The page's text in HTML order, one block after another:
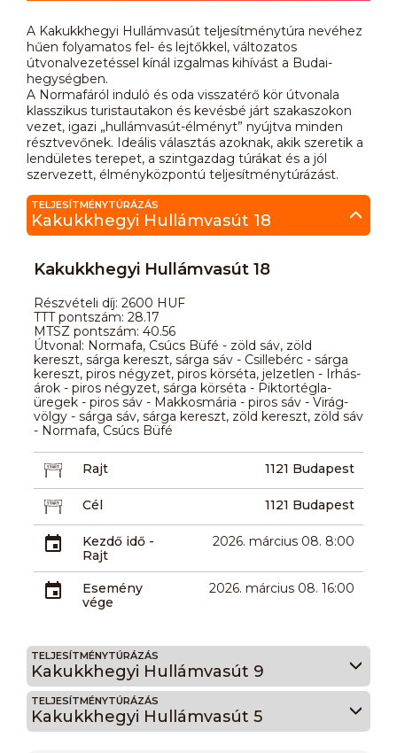
A Kakukkhegyi Hullámvasút teljesítménytúra nevéhez
hűen folyamatos fel- és lejtőkkel, változatos
útvonalvezetéssel kínál izgalmas kihívást a Budai-
hegységben.
A Normafáról induló és oda visszatérő kör útvonala
klasszikus turistautakon és kevésbé járt szakaszokon
vezet, igazi „hullámvasút-élményt” nyújtva minden
résztvevőnek. Ideális választás azoknak, akik szeretik a
lendületes terepet, a szintgazdag túrákat és a jól
szervezett, élményközpontú teljesítménytúrázást.
TELJESÍTMÉNYTÚRÁZÁS
Kakukkhegyi Hullámvasút 18
Kakukkhegyi Hullámvasút 18
Részvételi díj: 2600 HUF
TTT pontszám: 28.17
MTSZ pontszám: 40.56
Útvonal: Normafa, Csúcs Büfé - zöld sáv, zöld
kereszt, sárga kereszt, sárga sáv - Csillebérc - sárga
kereszt, piros négyzet, piros körséta, jelzetlen - Irhás-
árok - piros négyzet, sárga körséta - Piktortégla-
üregek - piros sáv - Makkosmária - piros sáv - Virág-
völgy - sárga sáv, sárga kereszt, zöld kereszt, zöld sáv
- Normafa, Csúcs Büfé
Rajt 1121 Budapest
Cél 1121 Budapest
Kezdő idő -
Rajt
2026. március 08. 8:00
Esemény
vége
2026. március 08. 16:00
TELJESÍTMÉNYTÚRÁZÁS
Kakukkhegyi Hullámvasút 9
TELJESÍTMÉNYTÚRÁZÁS
Kakukkhegyi Hullámvasút 5